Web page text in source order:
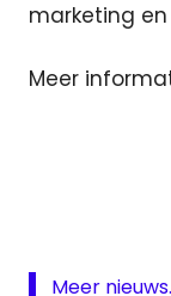
marketing en
Meer
Prime
Meer